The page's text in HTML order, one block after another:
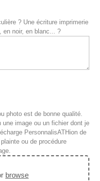
? Une écriture imprimerie
en noir, en blanc... ?
photo est de bonne qualité.
image ou un fichier dont je
PersonnalisATHion de
ou de procédure
browse